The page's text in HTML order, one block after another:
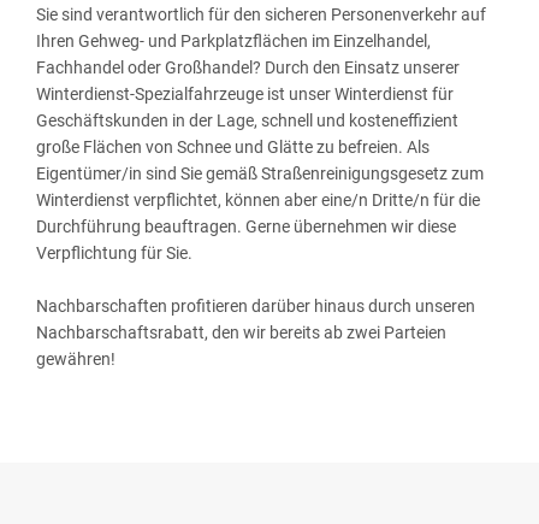
Sie sind verantwortlich für den sicheren Personenverkehr auf
Ihren Gehweg- und Parkplatzflächen im Einzelhandel,
Fachhandel oder Großhandel? Durch den Einsatz unserer
Winterdienst-Spezialfahrzeuge ist unser Winterdienst für
Geschäftskunden in der Lage, schnell und kosteneffizient
große Flächen von Schnee und Glätte zu befreien. Als
Eigentümer/in sind Sie gemäß Straßenreinigungsgesetz zum
Winterdienst verpflichtet, können aber eine/n Dritte/n für die
Durchführung beauftragen. Gerne übernehmen wir diese
Verpflichtung für Sie.
Nachbarschaften profitieren darüber hinaus durch unseren
Nachbarschaftsrabatt, den wir bereits ab zwei Parteien
gewähren!